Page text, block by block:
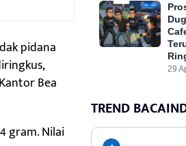
pidana
Bea
gram. Nilai
29
TREND